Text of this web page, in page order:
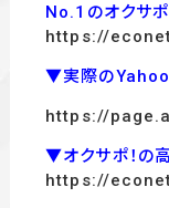
No.1のオクサポ
https://
▼実際のYahoo!
https://
▼オクサポ！の
https://